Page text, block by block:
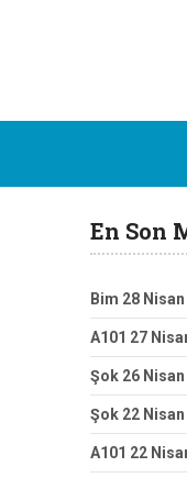
En Son
Bim 28
A101 27
Şok 26
Şok 22 Nisan
A101 22